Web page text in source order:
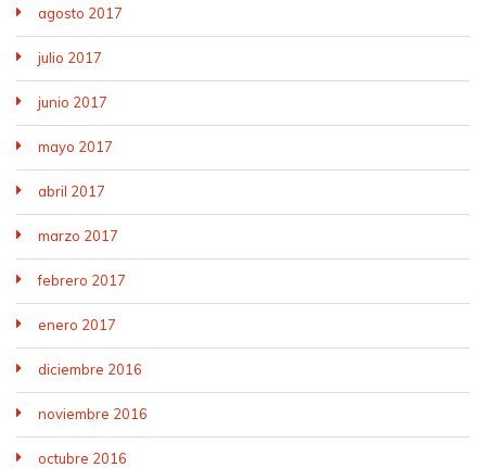
agosto 2017
julio 2017
junio 2017
mayo 2017
abril 2017
marzo 2017
febrero 2017
enero 2017
diciembre 2016
noviembre 2016
octubre 2016